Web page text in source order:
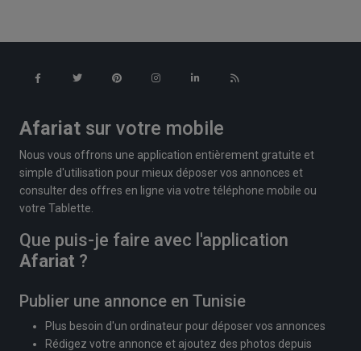
Afariat sur votre mobile
Nous vous offrons une application entièrement gratuite et
simple d'utilisation pour mieux déposer vos annonces et
consulter des offres en ligne via votre téléphone mobile ou
votre Tablette.
Que puis-je faire avec l'application
Afariat ?
Publier une annonce en Tunisie
Plus besoin d'un ordinateur pour déposer vos annonces
Rédigez votre annonce et ajoutez des photos depuis